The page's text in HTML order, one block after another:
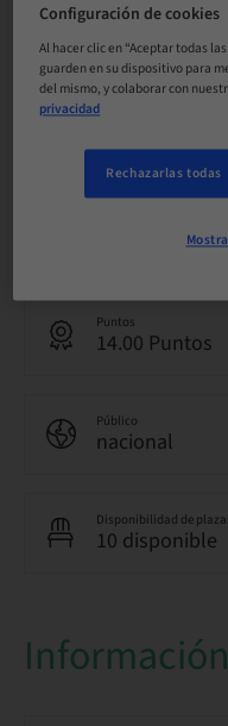
10. nov. 2026
CHF 1500.00
Puntos
14.00 Puntos
Público
nacional
Disponibilidad de
10 disponible
Configuración de cookies
Al hacer clic en “Aceptar todas
guarden en su dispositivo para
del mismo, y colaborar con
privacidad
Rechazarlas todas